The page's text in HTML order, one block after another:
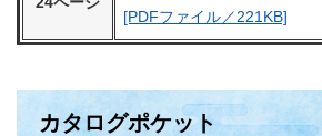
[PDFファイル／221KB]
カタログポケット